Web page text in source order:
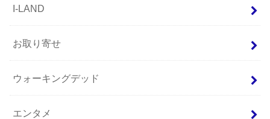
I-LAND
お取り寄せ
ウォーキングデッド
エンタメ